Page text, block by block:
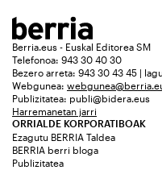
Berria.eus - Euskal Editorea SM
Telefonoa: 943 30 40 30
Bezero arreta: 943 30 43 45 |
Webgunea:
Publizitatea: publi@bidera.eus
Harremanetan jarri
ORRIALDE KORPORATIBOAK
Ezagutu BERRIA Taldea
BERRIA berri bloga
Publizitatea